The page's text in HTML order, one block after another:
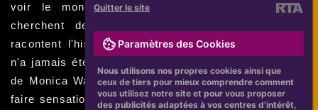
voir le monde des célébrités. Les publications
cherchent des photos honnêtes et intimes qui
racontent l'histoire d'une actrice d'une manière qui
n'a jamais été vue auparavant. Les photos candides
de Monica Wasp bas ont le potentiel de continuer à
faire sensation dans le monde de la photographie et
Quitter le site
Paramètres des Cookies
Nous utilisons nos propres cookies ainsi que
ceux de tiers pour mieux comprendre comment
vous utilisez notre site et pour vous proposer
des publicités adaptées à vos centres d'intérêt,